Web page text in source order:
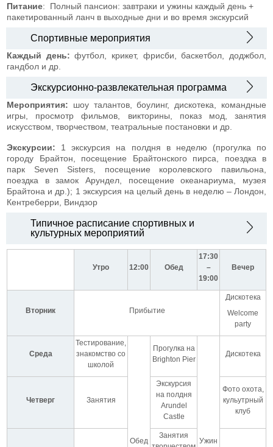
Питание: Полный пансион: завтраки и ужины каждый день +
пакетированный ланч в выходные дни и во время экскурсий
Спортивные мероприятия
Каждый день: футбол, крикет, фрисби, баскетбол, доджбол,
гандбол и др.
Экскурсионно-развлекательная программа
Мероприятия: шоу талантов, боулинг, дискотека, командные
игры, просмотр фильмов, викторины, показ мод, занятия
искусством, творчеством, театральные постановки и др.
Экскурсии: 1 экскурсия на полдня в неделю (прогулка по
городу Брайтон, посещение Брайтонского пирса, поездка в
парк Seven Sisters, посещение королевского павильона,
поездка в замок Арундел, посещение океанариума, музея
Брайтона и др.); 1 экскурсия на целый день в неделю – Лондон,
Кентреберри, Виндзор
Типичное расписание спортивных и
культурных мероприятий
Утро 12:00 Обед
17:30
–
19:00
Вечер
Вторник Прибытие
Дискотека
Welcome
party
Среда
Тестирование,
знакомство со
школой
Обед
Прогулка на
Brighton Pier
Ужин
Дискотека
Четверг Занятия
Экскурсия
на полдня
Arundel
Castle
Фото охота,
кульутрный
клуб
Занятия